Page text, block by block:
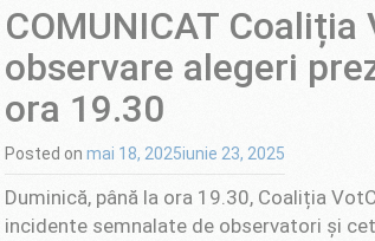
COMUNICAT
observare alegeri
ora 19.30
Posted on mai 18, 2025iunie 23, 2025
Duminică, până la ora 19.30, Coaliția
incidente semnalate de observatori și